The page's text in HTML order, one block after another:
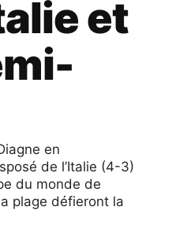
et
en
de l’Italie (4-3)
du monde de
plage défieront la